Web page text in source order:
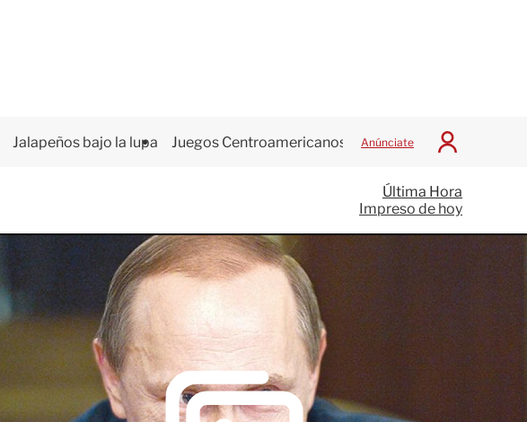
Jalapeños bajo la lupa Juegos Centroamericanos Anúnciate
I
c
i
a
Última Hora
Impreso de hoy